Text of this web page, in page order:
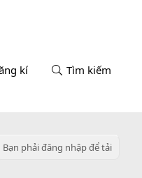
kí Tìm kiếm
Bạn phải đăng nhập để tải